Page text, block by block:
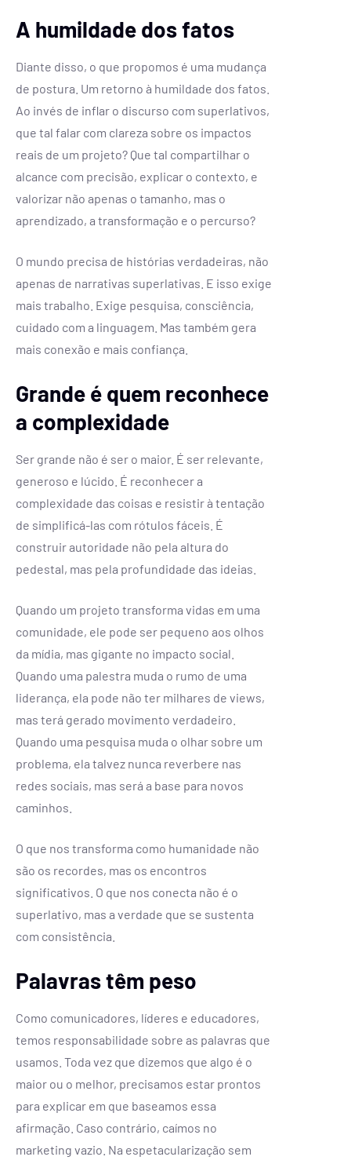
A humildade dos fatos
Diante disso, o que propomos é uma mudança
de postura. Um retorno à humildade dos fatos.
Ao invés de inflar o discurso com superlativos,
que tal falar com clareza sobre os impactos
reais de um projeto? Que tal compartilhar o
alcance com precisão, explicar o contexto, e
valorizar não apenas o tamanho, mas o
aprendizado, a transformação e o percurso?
O mundo precisa de histórias verdadeiras, não
apenas de narrativas superlativas. E isso exige
mais trabalho. Exige pesquisa, consciência,
cuidado com a linguagem. Mas também gera
mais conexão e mais confiança.
Grande é quem reconhece
a complexidade
Ser grande não é ser o maior. É ser relevante,
generoso e lúcido. É reconhecer a
complexidade das coisas e resistir à tentação
de simplificá-las com rótulos fáceis. É
construir autoridade não pela altura do
pedestal, mas pela profundidade das ideias.
Quando um projeto transforma vidas em uma
comunidade, ele pode ser pequeno aos olhos
da mídia, mas gigante no impacto social.
Quando uma palestra muda o rumo de uma
liderança, ela pode não ter milhares de views,
mas terá gerado movimento verdadeiro.
Quando uma pesquisa muda o olhar sobre um
problema, ela talvez nunca reverbere nas
redes sociais, mas será a base para novos
caminhos.
O que nos transforma como humanidade não
são os recordes, mas os encontros
significativos. O que nos conecta não é o
superlativo, mas a verdade que se sustenta
com consistência.
Palavras têm peso
Como comunicadores, líderes e educadores,
temos responsabilidade sobre as palavras que
usamos. Toda vez que dizemos que algo é o
maior ou o melhor, precisamos estar prontos
para explicar em que baseamos essa
afirmação. Caso contrário, caímos no
marketing vazio. Na espetacularização sem